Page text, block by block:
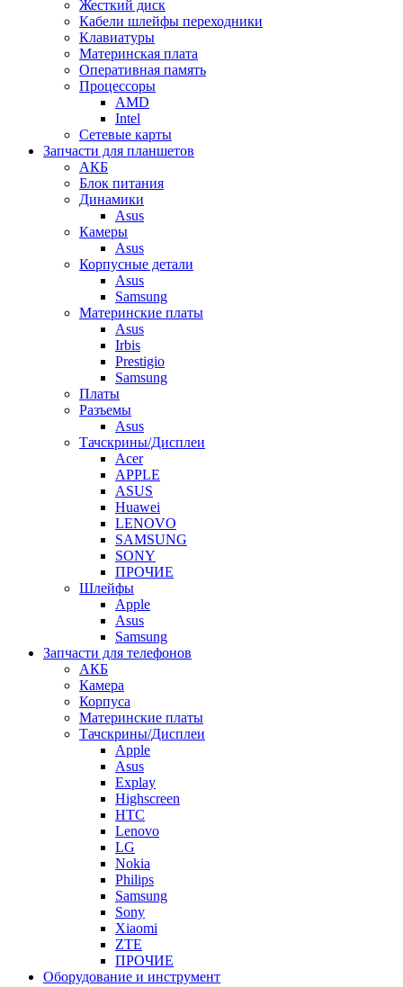
Жесткий диск
Кабели шлейфы переходники
Клавиатуры
Материнская плата
Оперативная память
Процессоры
AMD
Intel
Сетевые карты
Запчасти для планшетов
АКБ
Блок питания
Динамики
Asus
Камеры
Asus
Корпусные детали
Asus
Samsung
Материнские платы
Asus
Irbis
Prestigio
Samsung
Платы
Разъемы
Asus
Тачскрины/Дисплеи
Acer
APPLE
ASUS
Huawei
LENOVO
SAMSUNG
SONY
ПРОЧИЕ
Шлейфы
Apple
Asus
Samsung
Запчасти для телефонов
АКБ
Камера
Корпуса
Материнские платы
Тачскрины/Дисплеи
Apple
Asus
Explay
Highscreen
HTC
Lenovo
LG
Nokia
Philips
Samsung
Sony
Xiaomi
ZTE
ПРОЧИЕ
Оборудование и инструмент